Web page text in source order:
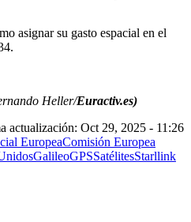
asignar su gasto espacial en el
Heller/Euractiv.es)
actualización: Oct 29, 2025 - 11:26
EuropeaComisión Europea
GalileoGPSSatélitesStarllink